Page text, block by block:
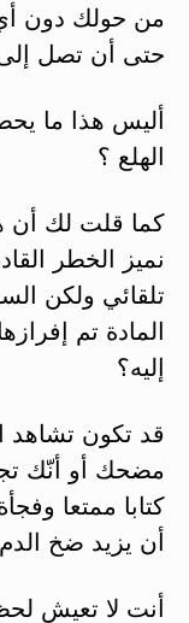
من حولك دون أي
حتى أن تصل
أليس هذا ما
الهلع ؟
كما قلت لك أن
نميز الخطر
تلقائي ولكن
المادة تم
إليه؟
قد تكون تشاهد
مضحك أو أنّك
كتابا ممتعا
أن يزيد ضخ
أنت لا تعيش